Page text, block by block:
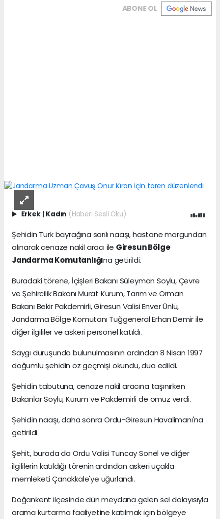
ABONE OL
Erkek | Kadın (Haberi Sesli Oku)
Şehidin Türk bayrağına sarılı naaşı, hastane morgundan
alınarak cenaze nakil aracı ile Giresun Bölge
Jandarma Komutanlığına getirildi.
Buradaki törene, İçişleri Bakanı Süleyman Soylu, Çevre
ve Şehircilik Bakanı Murat Kurum, Tarım ve Orman
Bakanı Bekir Pakdemirli, Giresun Valisi Enver Ünlü,
Jandarma Bölge Komutanı Tuğgeneral Erhan Demir ile
diğer ilgililer ve askeri personel katıldı.
Saygı duruşunda bulunulmasının ardından 8 Nisan 1997
doğumlu şehidin öz geçmişi okundu, dua edildi.
Şehidin tabutuna, cenaze nakil aracına taşınırken
Bakanlar Soylu, Kurum ve Pakdemirli de omuz verdi.
Şehidin naaşı, daha sonra Ordu-Giresun Havalimanı'na
getirildi.
Şehit, burada da Ordu Valisi Tuncay Sonel ve diğer
ilgililerin katıldığı törenin ardından askeri uçakla
memleketi Çanakkale'ye uğurlandı.
Doğankent ilçesinde dün meydana gelen sel dolayısıyla
arama kurtarma faaliyetine katılmak için bölgeye